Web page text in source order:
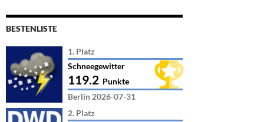
BESTENLISTE
1. Platz
Schneegewitter
119.2 Punkte
Berlin 2026-07-31
2. Platz